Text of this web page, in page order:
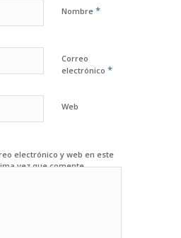
Nombre *
Correo
electrónico *
Web
electrónico y web en este
vez que comente.